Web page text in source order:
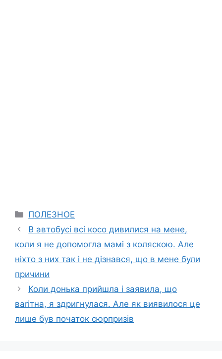
Categories
ПОЛЕЗНОЕ
В автобусі всі косо дивилися на мене,
коли я не допомогла мамі з коляскою. Але
ніхто з них так і не дізнався, що в мене були
причини
Коли донька прийшла і заявила, що
ваrітна, я здригнулася. Але як виявилося це
лише був початок сюрпризів